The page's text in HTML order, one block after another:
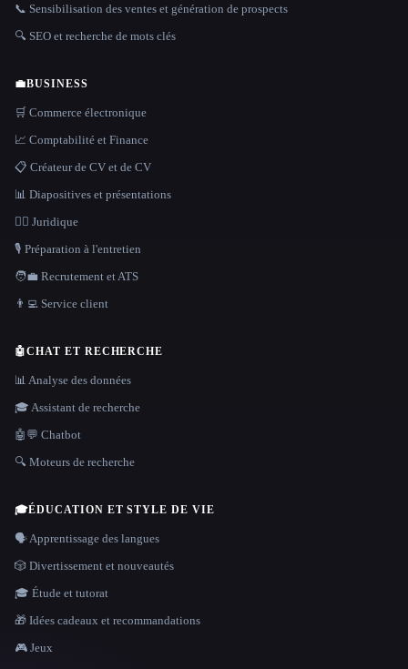
📞 Sensibilisation des ventes et génération de prospects
🔍 SEO et recherche de mots clés
💼BUSINESS
🛒 Commerce électronique
📈 Comptabilité et Finance
📋 Créateur de CV et de CV
📊 Diapositives et présentations
👩‍⚖️ Juridique
🎙️ Préparation à l'entretien
🧑‍💼 Recrutement et ATS
👨‍💻 Service client
🤖CHAT ET RECHERCHE
📊 Analyse des données
🎓 Assistant de recherche
🤖💬 Chatbot
🔍 Moteurs de recherche
🎓ÉDUCATION ET STYLE DE VIE
🗣️ Apprentissage des langues
🎲 Divertissement et nouveautés
🎓 Étude et tutorat
🎁 Idées cadeaux et recommandations
🎮 Jeux